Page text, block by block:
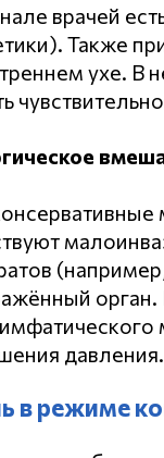
врачей
Также
ухе. В
давления.
в режиме